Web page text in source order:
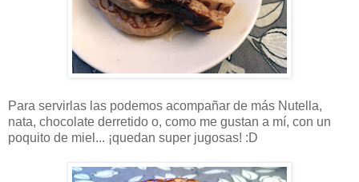
Para servirlas las podemos acompañar de más Nutella,
nata, chocolate derretido o, como me gustan a mí, con un
poquito de miel... ¡quedan super jugosas! :D